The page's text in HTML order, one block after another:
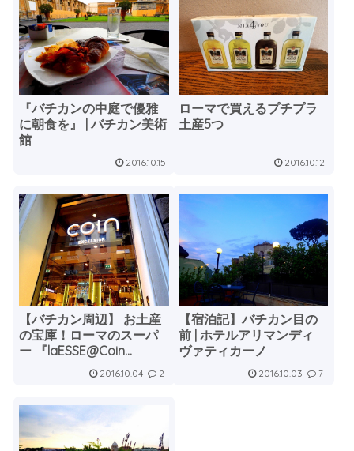
『バチカンの中庭で優雅
に朝食を』 | バチカン美術
館
2016.10.15
ローマで買えるプチプラ
土産5つ
2016.10.12
【バチカン周辺】 お土産
の宝庫！ローマのスーパ
ー 『laESSE@Coin
2016.10.04 2
【宿泊記】バチカン目の
前 | ホテルアリマンディ
ヴァティカーノ
2016.10.03 7